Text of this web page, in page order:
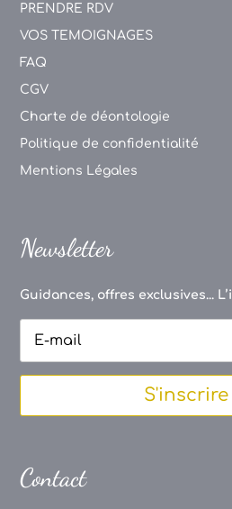
PRENDRE RDV
VOS TEMOIGNAGES
FAQ
CGV
Charte de déontologie
Politique de confidentialité
Mentions Légales
Newsletter
Guidances, offres exclusives...
S'inscrire
Contact